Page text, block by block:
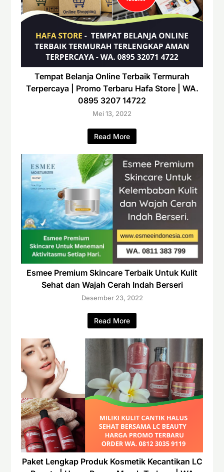
Tempat Belanja Online Terbaik Termurah
Terpercaya | Promo Terbaru Hafa Store | WA.
0895 3207 14722
Mei 13, 2022
Read More
Esmee Premium Skincare Terbaik Untuk Kulit
Sehat dan Wajah Cerah Indah Berseri
Desember 23, 2022
Read More
Paket Lengkap Produk Kosmetik Kecantikan LC